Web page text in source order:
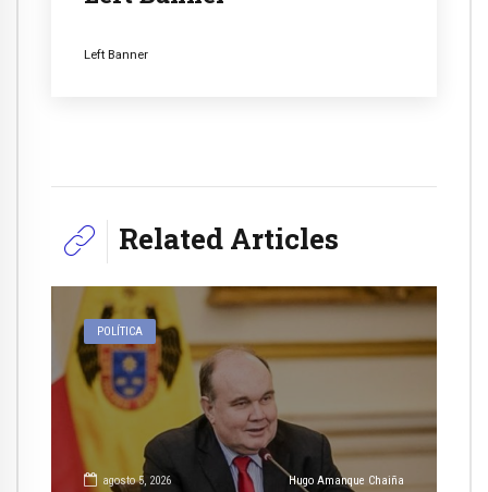
Left Banner
Related Articles
POLÍTICA
agosto 5, 2026 Hugo Amanque Chaiña